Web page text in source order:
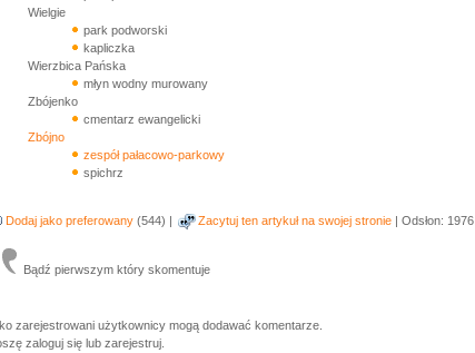
Wielgie
park podworski
kapliczka
Wierzbica Pańska
młyn wodny murowany
Zbójenko
cmentarz ewangelicki
Zbójno
zespół pałacowo-parkowy
spichrz
Dodaj jako preferowany (544) | Zacytuj ten artykuł na swojej stronie | Odsłon: 1976
Bądź pierwszym który skomentuje
zarejestrowani użytkownicy mogą dodawać komentarze.
zaloguj się lub zarejestruj.